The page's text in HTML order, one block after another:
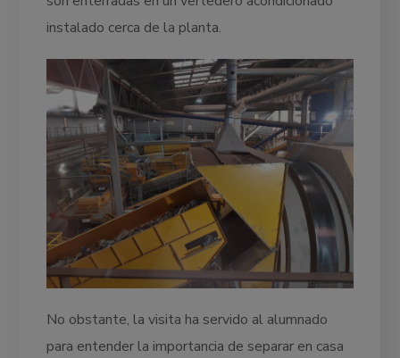
instalado cerca de la planta.
No obstante, la visita ha servido al alumnado
para entender la importancia de separar en casa